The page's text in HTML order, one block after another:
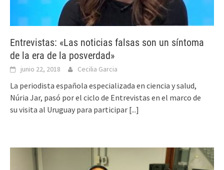
Entrevistas: «Las noticias falsas son un síntoma
de la era de la posverdad»
junio 22, 2018 Cecilia Garcia
La periodista española especializada en ciencia y salud,
Núria Jar, pasó por el ciclo de Entrevistas en el marco de
su visita al Uruguay para participar [...]